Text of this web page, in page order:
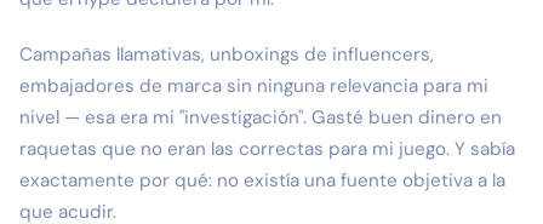
Campañas llamativas, unboxings de influencers,
embajadores de marca sin ninguna relevancia para mi
nivel — esa era mi "investigación". Gasté buen dinero en
raquetas que no eran las correctas para mi juego. Y sabía
exactamente por qué: no existía una fuente objetiva a la
que acudir.